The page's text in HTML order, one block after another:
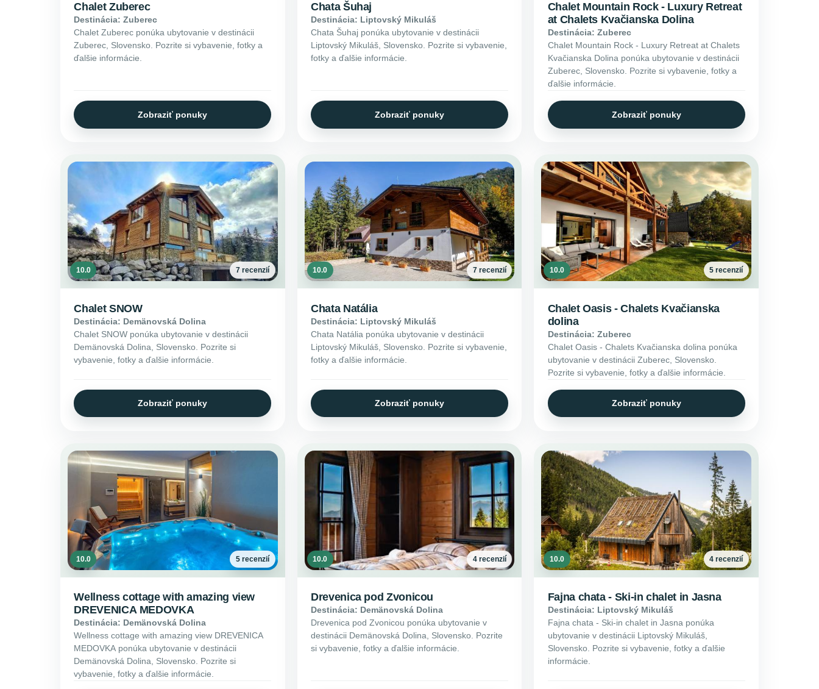
Chalet Zuberec
Destinácia: Zuberec
Chalet Zuberec ponúka ubytovanie v destinácii
Zuberec, Slovensko. Pozrite si vybavenie, fotky a
ďalšie informácie.
Zobraziť ponuky
Chata Šuhaj
Destinácia: Liptovský Mikuláš
Chata Šuhaj ponúka ubytovanie v destinácii
Liptovský Mikuláš, Slovensko. Pozrite si vybavenie,
fotky a ďalšie informácie.
Zobraziť ponuky
Chalet Mountain Rock - Luxury Retreat
at Chalets Kvačianska Dolina
Destinácia: Zuberec
Chalet Mountain Rock - Luxury Retreat at Chalets
Kvačianska Dolina ponúka ubytovanie v destinácii
Zuberec, Slovensko. Pozrite si vybavenie, fotky a
ďalšie informácie.
Zobraziť ponuky
10.0 7 recenzií
Chalet SNOW
Destinácia: Demänovská Dolina
Chalet SNOW ponúka ubytovanie v destinácii
Demänovská Dolina, Slovensko. Pozrite si
vybavenie, fotky a ďalšie informácie.
Zobraziť ponuky
10.0 7 recenzií
Chata Natália
Destinácia: Liptovský Mikuláš
Chata Natália ponúka ubytovanie v destinácii
Liptovský Mikuláš, Slovensko. Pozrite si vybavenie,
fotky a ďalšie informácie.
Zobraziť ponuky
10.0 5 recenzií
Chalet Oasis - Chalets Kvačianska
dolina
Destinácia: Zuberec
Chalet Oasis - Chalets Kvačianska dolina ponúka
ubytovanie v destinácii Zuberec, Slovensko.
Pozrite si vybavenie, fotky a ďalšie informácie.
Zobraziť ponuky
10.0 5 recenzií
Wellness cottage with amazing view
DREVENICA MEDOVKA
Destinácia: Demänovská Dolina
Wellness cottage with amazing view DREVENICA
MEDOVKA ponúka ubytovanie v destinácii
Demänovská Dolina, Slovensko. Pozrite si
vybavenie, fotky a ďalšie informácie.
10.0 4 recenzií
Drevenica pod Zvonicou
Destinácia: Demänovská Dolina
Drevenica pod Zvonicou ponúka ubytovanie v
destinácii Demänovská Dolina, Slovensko. Pozrite
si vybavenie, fotky a ďalšie informácie.
10.0 4 recenzií
Fajna chata - Ski-in chalet in Jasna
Destinácia: Liptovský Mikuláš
Fajna chata - Ski-in chalet in Jasna ponúka
ubytovanie v destinácii Liptovský Mikuláš,
Slovensko. Pozrite si vybavenie, fotky a ďalšie
informácie.